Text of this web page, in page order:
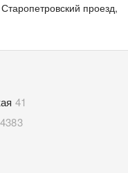
проезд,
41
4383